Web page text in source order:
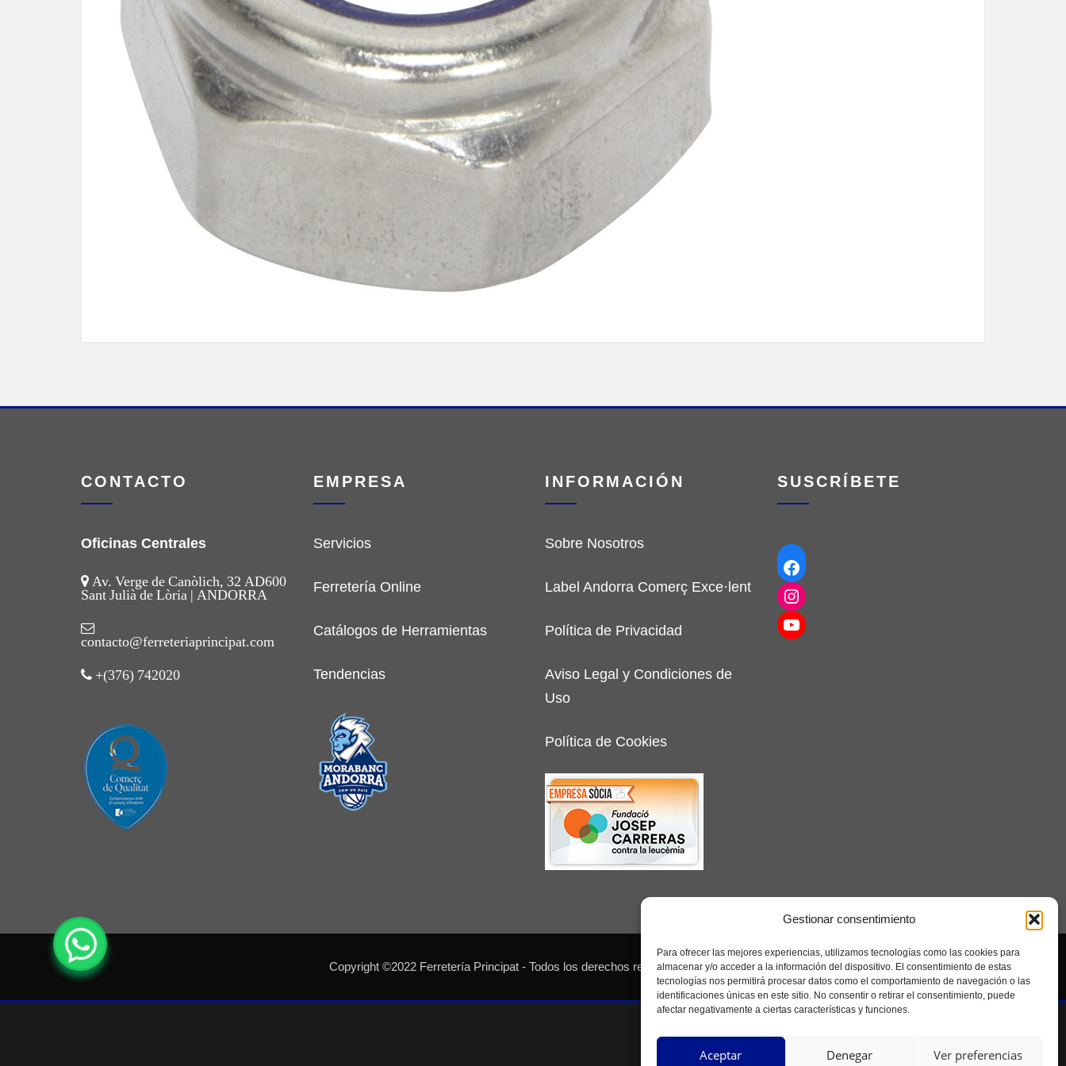
Gestionar consentimiento
Para ofrecer las mejores experiencias, utilizamos tecnologías como las cookies para
almacenar y/o acceder a la información del dispositivo. El consentimiento de estas
tecnologías nos permitirá procesar datos como el comportamiento de navegación o las
identificaciones únicas en este sitio. No consentir o retirar el consentimiento, puede
afectar negativamente a ciertas características y funciones.
Aceptar Denegar Ver preferencias
CONTACTO
Oficinas Centrales
Av. Verge de Canòlich, 32 AD600
Sant Julià de Lòria | ANDORRA
contacto@ferreteriaprincipat.com
+(376) 742020
EMPRESA
Servicios
Ferretería Online
Catálogos de Herramientas
Tendencias
INFORMACIÓN
Sobre Nosotros
Label Andorra Comerç Exce·lent
Política de Privacidad
Aviso Legal y Condiciones de
Uso
Política de Cookies
SUSCRÍBETE
Facebook
Instagram
YouTube
Copyright ©2022 Ferretería Principat - Todos los derechos reservados - Seolab